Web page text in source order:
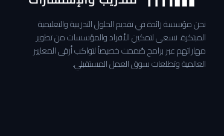
نحن مؤسسة رائدة في تقديم الحلول التدريبية والتعليمية
المبتكرة. نسعى لتمكين الأفراد والمؤسسات من تطوير
مهاراتهم عبر برامج صُممت خصيصاً لتواكب أرقى المعايير
العالمية وتطلعات سوق العمل المستقبلي.